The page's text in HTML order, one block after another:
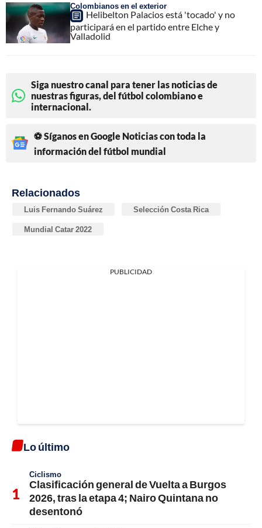
Colombianos en el exterior
Helibelton Palacios está 'tocado' y no
participará en el partido entre Elche y
Valladolid
Siga nuestro canal para tener las noticias de
nuestras figuras, del fútbol colombiano e
internacional.
⚽ Síganos en Google Noticias con toda la
información del fútbol mundial
Relacionados
Luis Fernando Suárez Selección Costa Rica
Mundial Catar 2022
PUBLICIDAD
Lo último
Ciclismo
Clasificación general de Vuelta a Burgos
2026, tras la etapa 4; Nairo Quintana no
desentonó